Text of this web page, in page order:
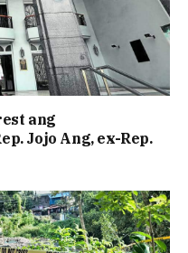
ang
Jojo Ang, ex-Rep.